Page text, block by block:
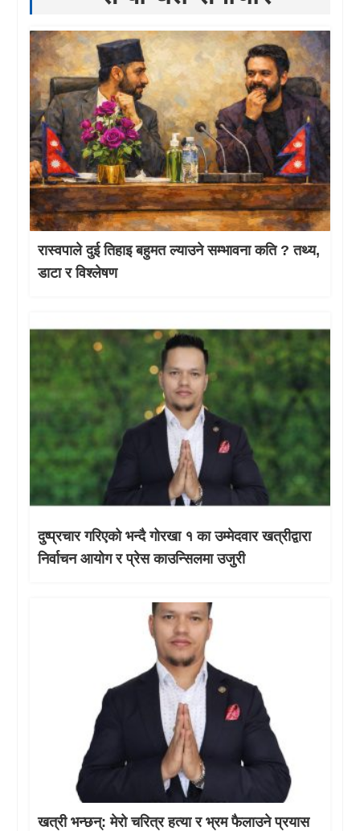
रास्वपाले दुई तिहाइ बहुमत ल्याउने सम्भावना कति ? तथ्य,
डाटा र विश्लेषण
दुष्प्रचार गरिएको भन्दै गोरखा १ का उम्मेदवार खत्रीद्वारा
निर्वाचन आयोग र प्रेस काउन्सिलमा उजुरी
खत्री भन्छन्: मेरो चरित्र हत्या र भ्रम फैलाउने प्रयास